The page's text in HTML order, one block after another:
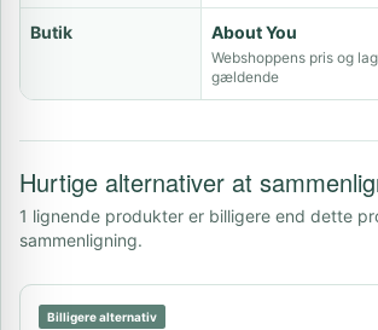
Butik About You
Webshoppens pris og
gældende
Hurtige alternativer at
1 lignende produkter er billigere end dette
sammenligning.
Billigere alternativ